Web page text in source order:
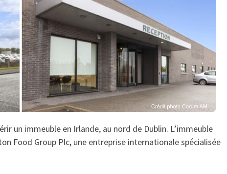
un immeuble en Irlande, au nord de Dublin. L’immeuble
Food Group Plc, une entreprise internationale spécialisée